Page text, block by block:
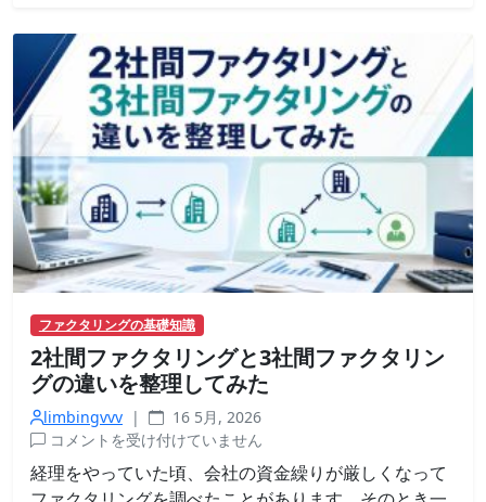
の
見
分
方
契
約
に
チ
ェ
ッ
ク
す
べ
こ
と
は
ファクタリングの基礎知識
2社間ファクタリングと3社間ファクタリン
グの違いを整理してみた
limbingvvv |
16 5月, 2026
2
社
間
コメントを受け付けていません
経理をやっていた頃、会社の資金繰りが厳しくなって